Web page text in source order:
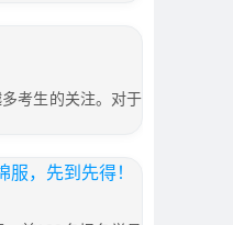
考生的关注。对于
，先到先得！